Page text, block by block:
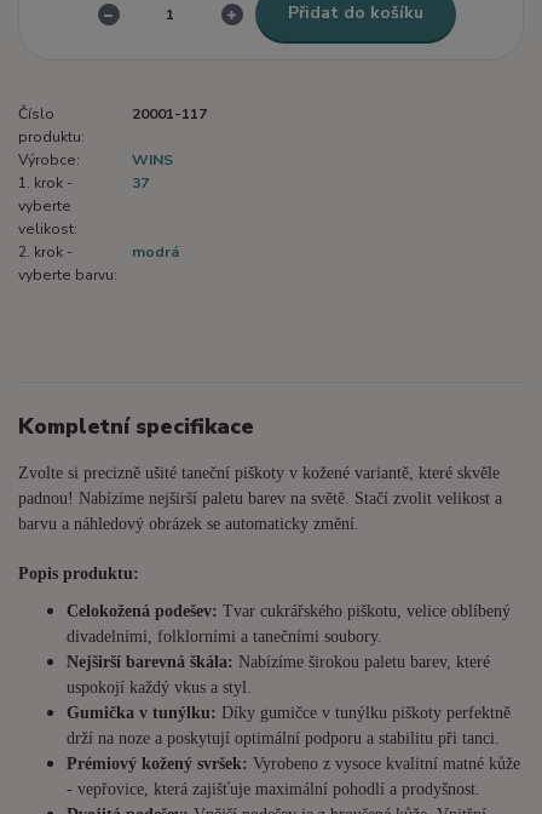
Přidat do košíku
Číslo
produktu:
20001-117
Výrobce:
WINS
1. krok -
vyberte
velikost:
37
2. krok -
vyberte barvu:
modrá
Kompletní specifikace
Zvolte si precizně ušité taneční piškoty v kožené variantě, které skvěle
padnou! Nabízíme nejširší paletu barev na světě. Stačí zvolit velikost a
barvu a náhledový obrázek se automaticky změní.
Popis produktu:
Celokožená podešev: Tvar cukrářského piškotu, velice oblíbený
divadelními, folklorními a tanečními soubory.
Nejširší barevná škála: Nabízíme širokou paletu barev, které
uspokojí každý vkus a styl.
Gumička v tunýlku: Díky gumičce v tunýlku piškoty perfektně
drží na noze a poskytují optimální podporu a stabilitu při tanci.
Prémiový kožený svršek: Vyrobeno z vysoce kvalitní matné kůže
- vepřovice, která zajišťuje maximální pohodlí a prodyšnost.